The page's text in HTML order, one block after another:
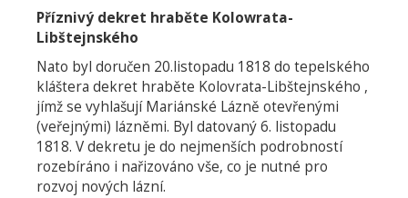
Příznivý dekret hraběte Kolowrata-
Libštejnského
Nato byl doručen 20.listopadu 1818 do tepelského
kláštera dekret hraběte Kolovrata-Libštejnského ,
jímž se vyhlašují Mariánské Lázně otevřenými
(veřejnými) lázněmi. Byl datovaný 6. listopadu
1818. V dekretu je do nejmenších podrobností
rozebíráno i nařizováno vše, co je nutné pro
rozvoj nových lázní.